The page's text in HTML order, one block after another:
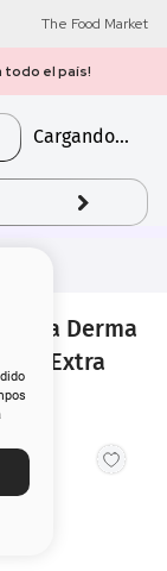
The Food Market
todo el país!
Cargando...
Derma
Extra